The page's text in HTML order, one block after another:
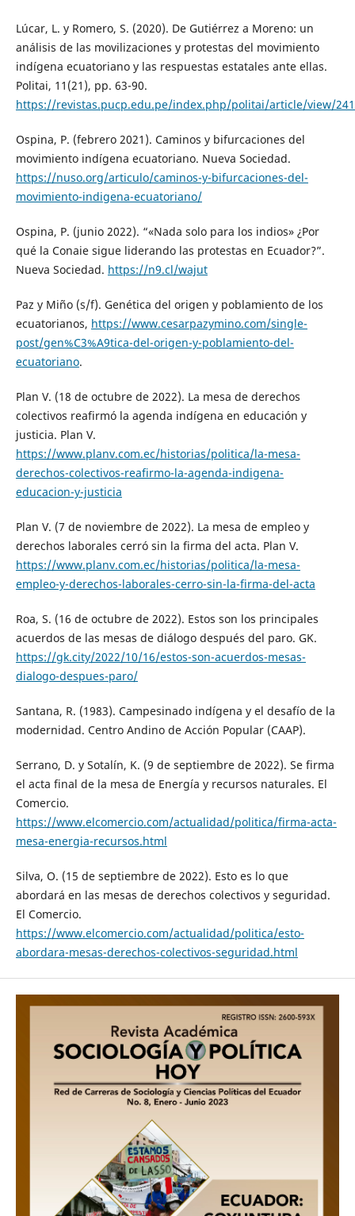
Lúcar, L. y Romero, S. (2020). De Gutiérrez a Moreno: un
análisis de las movilizaciones y protestas del movimiento
indígena ecuatoriano y las respuestas estatales ante ellas.
Politai, 11(21), pp. 63-90.
https://revistas.pucp.edu.pe/index.php/politai/article/view/
Ospina, P. (febrero 2021). Caminos y bifurcaciones del
movimiento indígena ecuatoriano. Nueva Sociedad.
https://nuso.org/articulo/caminos-y-bifurcaciones-del-
movimiento-indigena-ecuatoriano/
Ospina, P. (junio 2022). “«Nada solo para los indios» ¿Por
qué la Conaie sigue liderando las protestas en Ecuador?”.
Nueva Sociedad. https://n9.cl/wajut
Paz y Miño (s/f). Genética del origen y poblamiento de los
ecuatorianos, https://www.cesarpazymino.com/single-
post/gen%C3%A9tica-del-origen-y-poblamiento-del-
ecuatoriano.
Plan V. (18 de octubre de 2022). La mesa de derechos
colectivos reafirmó la agenda indígena en educación y
justicia. Plan V.
https://www.planv.com.ec/historias/politica/la-mesa-
derechos-colectivos-reafirmo-la-agenda-indigena-
educacion-y-justicia
Plan V. (7 de noviembre de 2022). La mesa de empleo y
derechos laborales cerró sin la firma del acta. Plan V.
https://www.planv.com.ec/historias/politica/la-mesa-
empleo-y-derechos-laborales-cerro-sin-la-firma-del-acta
Roa, S. (16 de octubre de 2022). Estos son los principales
acuerdos de las mesas de diálogo después del paro. GK.
https://gk.city/2022/10/16/estos-son-acuerdos-mesas-
dialogo-despues-paro/
Santana, R. (1983). Campesinado indígena y el desafío de la
modernidad. Centro Andino de Acción Popular (CAAP).
Serrano, D. y Sotalín, K. (9 de septiembre de 2022). Se firma
el acta final de la mesa de Energía y recursos naturales. El
Comercio.
https://www.elcomercio.com/actualidad/politica/firma-acta-
mesa-energia-recursos.html
Silva, O. (15 de septiembre de 2022). Esto es lo que
abordará en las mesas de derechos colectivos y seguridad.
El Comercio.
https://www.elcomercio.com/actualidad/politica/esto-
abordara-mesas-derechos-colectivos-seguridad.html